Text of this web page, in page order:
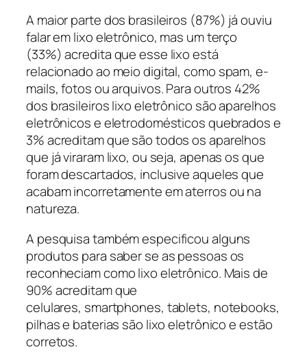
A maior parte dos brasileiros (87%) já ouviu
falar em lixo eletrônico, mas um terço
(33%) acredita que esse lixo está
relacionado ao meio digital, como spam,e-
mails, fotos ou arquivos. Para outros 42%
dos brasileiros lixo eletrônico são aparelhos
eletrônicos e eletrodomésticos quebrados e
3% acreditam que são todos os aparelhos
que já viraram lixo, ou seja, apenas os que
foram descartados, inclusive aqueles que
acabam incorretamente em aterros ou na
natureza.
A pesquisa também especificou alguns
produtos para saber se as pessoas os
reconheciam como lixo eletrônico. Mais de
90% acreditam que
celulares, smartphones, tablets, notebooks,
pilhas e baterias são lixo eletrônico e estão
corretos.